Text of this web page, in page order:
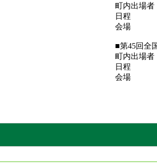
町内出場者
日程 ：2
会場 ：長
■第45回全
町内出場者
日程 ：2
会場 ：長